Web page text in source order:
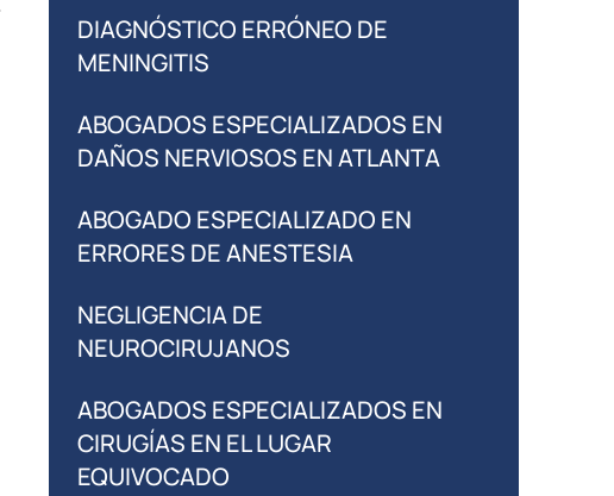
DIAGNÓSTICO ERRÓNEO DE
MENINGITIS
ABOGADOS ESPECIALIZADOS EN
DAÑOS NERVIOSOS EN ATLANTA
ABOGADO ESPECIALIZADO EN
ERRORES DE ANESTESIA
NEGLIGENCIA DE
NEUROCIRUJANOS
ABOGADOS ESPECIALIZADOS EN
CIRUGÍAS EN EL LUGAR
EQUIVOCADO